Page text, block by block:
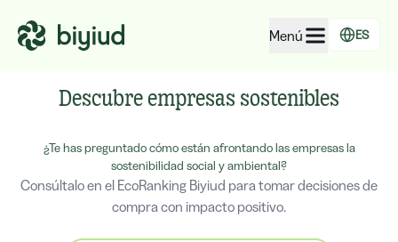
Menú
EcoRating de empresas
Para personas
Para administraciones
ES
Descubre empresas sostenibles
¿Te has preguntado cómo están afrontando las empresas la
sostenibilidad social y ambiental?
Consúltalo en el EcoRanking Biyiud para tomar decisiones de
compra con impacto positivo.